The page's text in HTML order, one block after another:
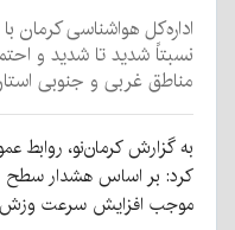
اداره‌کل هواشناسی کرمان
نسبتاً شدید تا شدید و
مناطق غربی و جنوبی استان در روز شنبه
به گزارش کرمان‌نو، روابط
کرد: بر اساس هشدار سطح
موجب افزایش سرعت وزش